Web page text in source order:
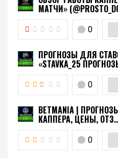
МАТЧИ»
0
ПРОГНОЗЫ ДЛЯ
«STAVKA_25
0
BETMANIA |
КАППЕРА, ЦЕНЫ,
0